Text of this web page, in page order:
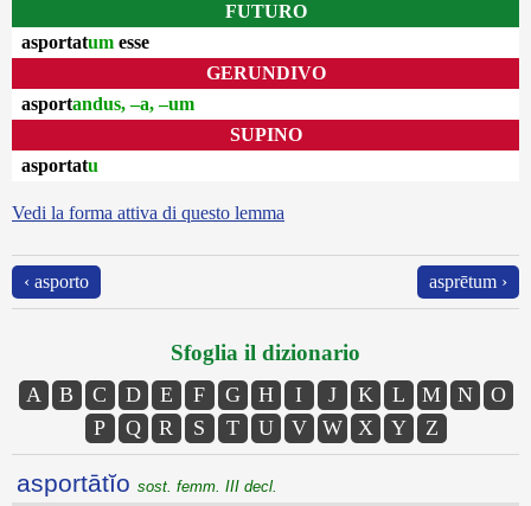
FUTURO
asportatum esse
GERUNDIVO
asportandus, –a, –um
SUPINO
asportatu
Vedi la forma attiva di questo lemma
‹ asporto asprētum ›
Sfoglia il dizionario
A B C D E F G H I J K L M N
O
P
Q R S T U V W X Y Z
asportātĭo sost. femm. III decl.